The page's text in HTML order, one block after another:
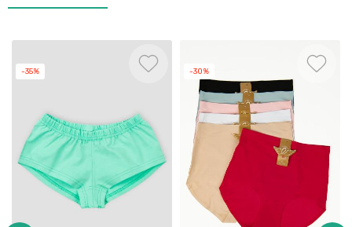
-35% -30%